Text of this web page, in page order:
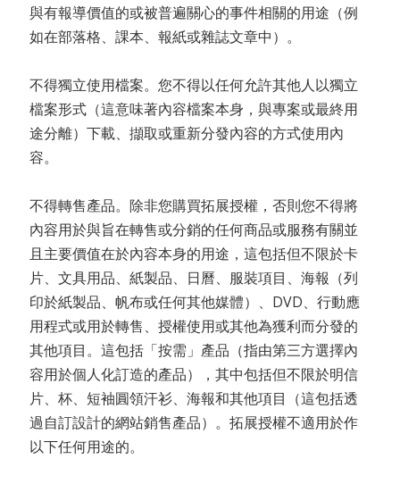
與有報導價值的或被普遍關心的事件相關的用途（例
如在部落格、課本、報紙或雜誌文章中）。
不得獨立使用檔案。您不得以任何允許其他人以獨立
檔案形式（這意味著內容檔案本身，與專案或最終用
途分離）下載、擷取或重新分發內容的方式使用內
容。
不得轉售產品。除非您購買拓展授權，否則您不得將
內容用於與旨在轉售或分銷的任何商品或服務有關並
且主要價值在於內容本身的用途，這包括但不限於卡
片、文具用品、紙製品、日曆、服裝項目、海報（列
印於紙製品、帆布或任何其他媒體）、DVD、行動應
用程式或用於轉售、授權使用或其他為獲利而分發的
其他項目。這包括「按需」產品（指由第三方選擇內
容用於個人化訂造的產品），其中包括但不限於明信
片、杯、短袖圓領汗衫、海報和其他項目（這包括透
過自訂設計的網站銷售產品）。拓展授權不適用於作
以下任何用途的。